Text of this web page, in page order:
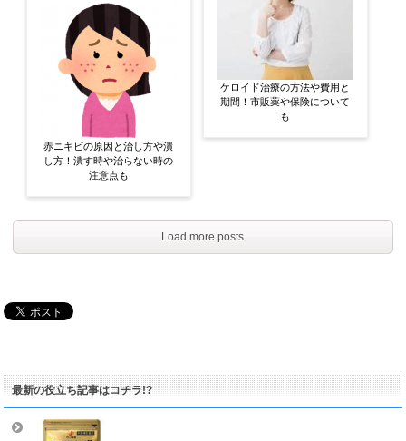
赤ニキビの原因と治し方や潰
し方！潰す時や治らない時の
注意点も
ケロイド治療の方法や費用と
期間！市販薬や保険について
も
Load more posts
最新の役立ち記事はコチラ!?